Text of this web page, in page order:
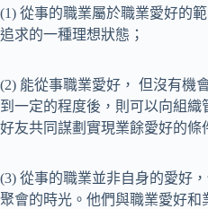
(1) 從事的職業屬於職業愛好的
追求的一種理想狀態；
(2) 能從事職業愛好， 但沒有機
到一定的程度後，則可以向組
好友共同謀劃實現業餘愛好的條
(3) 從事的職業並非自身的愛好
聚會的時光。他們與職業愛好